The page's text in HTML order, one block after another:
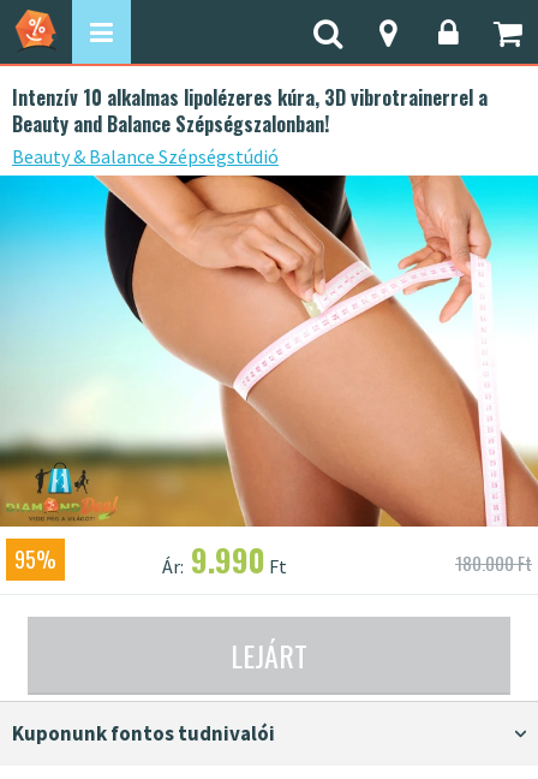
Intenzív 10 alkalmas lipolézeres kúra, 3D vibrotrainerrel a
Beauty and Balance Szépségszalonban!
Beauty & Balance Szépségstúdió
95% Ár: 9.990 Ft 180.000 Ft
LEJÁRT
Kuponunk fontos tudnivalói